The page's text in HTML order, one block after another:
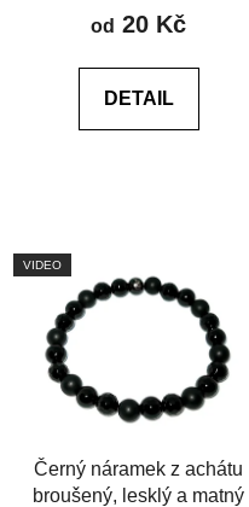
produktu
z
od 20 Kč
DETAIL
VIDEO
Černý náramek z achátu
broušený, lesklý a matný